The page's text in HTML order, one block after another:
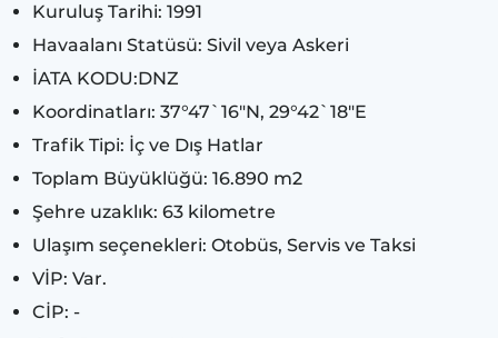
Kuruluş Tarihi: 1991
Havaalanı Statüsü: Sivil veya Askeri
İATA KODU:DNZ
Koordinatları: 37°47`16"N, 29°42`18"E​
Trafik Tipi: İç ve Dış Hatlar
Toplam Büyüklüğü: 16.890 m2
Şehre uzaklık: 63 kilometre
Ulaşım seçenekleri: Otobüs, Servis ve Taksi
VİP: Var.
CİP: -